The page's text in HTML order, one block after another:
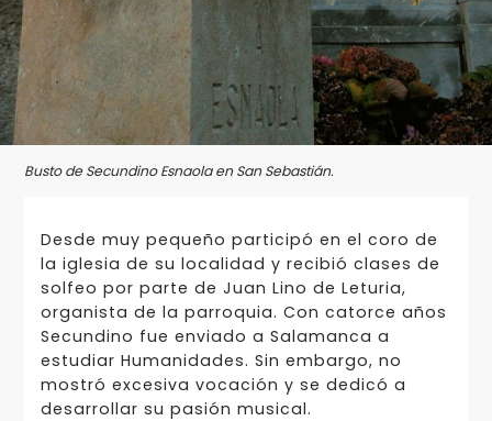
Busto de Secundino Esnaola en San Sebastián.
Desde muy pequeño participó en el coro de
la iglesia de su localidad y recibió clases de
solfeo por parte de Juan Lino de Leturia,
organista de la parroquia. Con catorce años
Secundino fue enviado a Salamanca a
estudiar Humanidades. Sin embargo, no
mostró excesiva vocación y se dedicó a
desarrollar su pasión musical.